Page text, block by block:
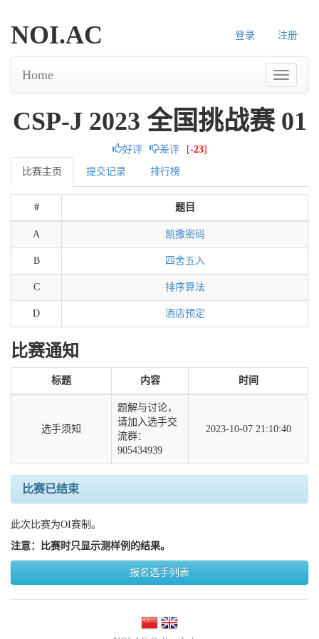
登录 注册
NOI.AC
Home
CSP-J 2023 全国挑战赛 01
好评 差评 [-23]
比赛主页 提交记录 排行榜
# 题目
A 凯撒密码
B 四舍五入
C 排序算法
D 酒店预定
比赛通知
标题 内容 时间
选手须知
题解与讨论，
请加入选手交
流群：
905434939
2023-10-07 21:10:40
比赛已结束
此次比赛为OI赛制。
注意：比赛时只显示测样例的结果。
报名选手列表